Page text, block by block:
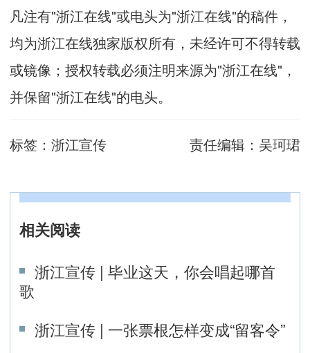
凡注有"浙江在线"或电头为"浙江在线"的稿件，
均为浙江在线独家版权所有，未经许可不得转载
或镜像；授权转载必须注明来源为"浙江在线"，
并保留"浙江在线"的电头。
标签： 浙江宣传 责任编辑： 吴珂珺
相关阅读
浙江宣传 | 毕业这天，你会唱起哪首
歌
浙江宣传 | 一张票根怎样变成“留客令”